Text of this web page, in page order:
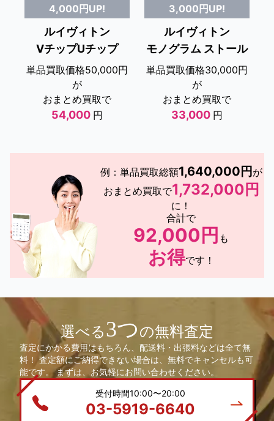
4,000円UP!
ルイヴィトン
VチップUチップ
単品買取価格50,000円
が
おまとめ買取で
54,000 円
3,000円UP!
ルイヴィトン
モノグラム ストール
単品買取価格30,000円
が
おまとめ買取で
33,000 円
例：単品買取総額1,640,000円 が
おまとめ買取で1,732,000円
に！
合計で
92,000円 も
お得です！
選べる3つの無料査定
査定にかかる費用はもちろん、配送料・出張料などは全て無
料！ 査定額にご納得できない場合は、無料でキャンセルも可
能です。 まずは、お気軽にお問い合わせください。
受付時間10:00〜20:00
03-5919-6640